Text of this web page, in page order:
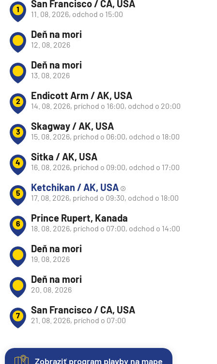
1 San Francisco / CA, USA
11. 08. 2026, odchod o 15:00
Deň na mori
12. 08. 2026
Deň na mori
13. 08. 2026
2 Endicott Arm / AK, USA
14. 08. 2026, príchod o 16:00, odchod o 20:00
3 Skagway / AK, USA
15. 08. 2026, príchod o 06:00, odchod o 18:00
4 Sitka / AK, USA
16. 08. 2026, príchod o 09:00, odchod o 17:00
5 Ketchikan / AK, USA
17. 08. 2026, príchod o 09:30, odchod o 18:00
6 Prince Rupert, Kanada
18. 08. 2026, príchod o 07:00, odchod o 14:00
Deň na mori
19. 08. 2026
Deň na mori
20. 08. 2026
7 San Francisco / CA, USA
21. 08. 2026, príchod o 07:00
Zobraziť program plavby na mape